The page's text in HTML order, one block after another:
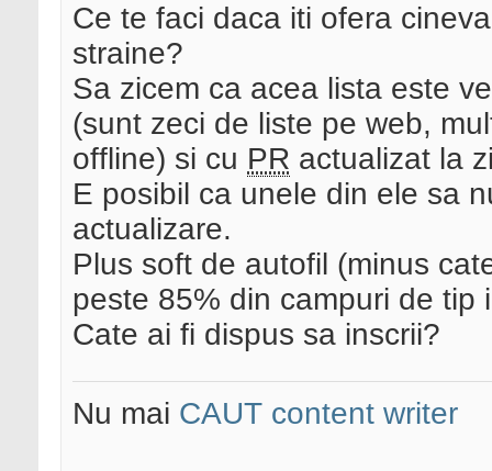
Ce te faci daca iti ofera
straine?
Sa zicem ca acea lista este
(sunt zeci de liste pe web,
offline) si cu PR actualizat la
E posibil ca unele din ele sa
actualizare.
Plus soft de autofil (minus
peste 85% din campuri de tip
Cate ai fi dispus sa inscrii?
Nu mai CAUT content writer